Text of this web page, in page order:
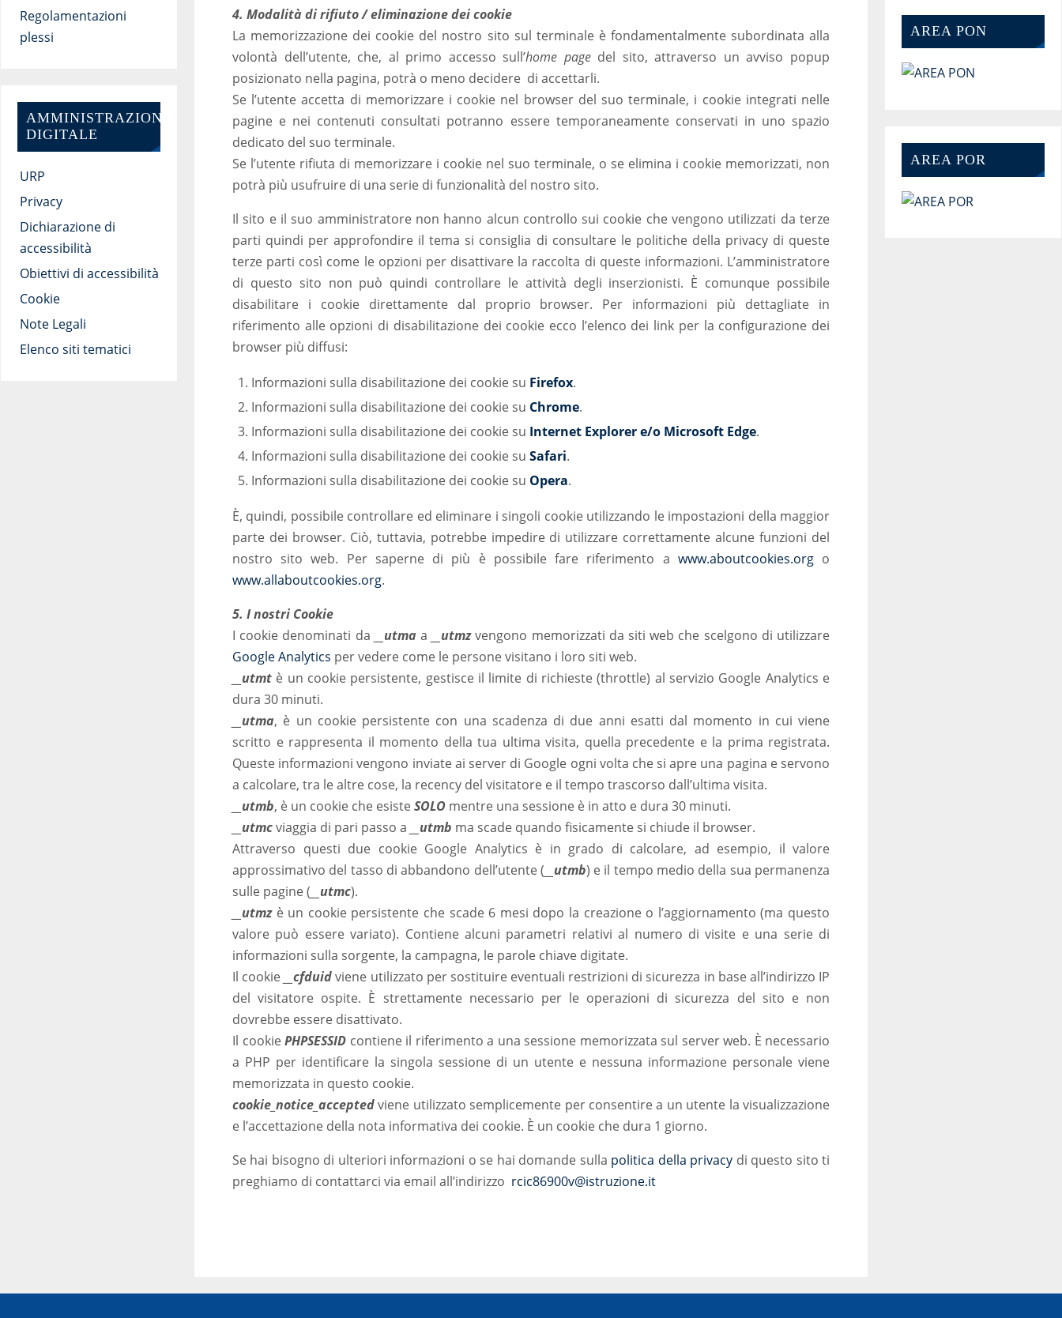
4. Modalità di rifiuto / eliminazione dei cookie
La memorizzazione dei cookie del nostro sito sul terminale è fondamentalmente subordinata alla
volontà dell’utente, che, al primo accesso sull’home pagedel sito, attraverso un avviso popup
posizionato nella pagina, potrà o meno decidere di accettarli.
Se l’utente accetta di memorizzare i cookie nel browser del suo terminale, i cookie integrati nelle
pagine e nei contenuti consultati potranno essere temporaneamente conservati in uno spazio
dedicato del suo terminale.
Se l’utente rifiuta di memorizzare i cookie nel suo terminale, o se elimina i cookie memorizzati, non
potrà più usufruire di una serie di funzionalità del nostro sito.
Il sito e il suo amministratore non hanno alcun controllo sui cookie che vengono utilizzati da terze
parti quindi per approfondire il tema si consiglia di consultare le politiche della privacy di queste
terze parti così come le opzioni per disattivare la raccolta di queste informazioni. L’amministratore
di questo sito non può quindi controllare le attività degli inserzionisti. È comunque possibile
disabilitare i cookie direttamente dal proprio browser. Per informazioni più dettagliate in
riferimento alle opzioni di disabilitazione dei cookie ecco l’elenco dei link per la configurazione dei
browser più diffusi:
Informazioni sulla disabilitazione dei cookie su Firefox.
Informazioni sulla disabilitazione dei cookie su Chrome.
Informazioni sulla disabilitazione dei cookie su Internet Explorer e/o Microsoft Edge.
Informazioni sulla disabilitazione dei cookie su Safari.
Informazioni sulla disabilitazione dei cookie su Opera.
È, quindi, possibile controllare ed eliminare i singoli cookie utilizzando le impostazioni della maggior
parte dei browser. Ciò, tuttavia, potrebbe impedire di utilizzare correttamente alcune funzioni del
nostro sito web. Per saperne di più è possibile fare riferimento a www.aboutcookies.orgo
www.allaboutcookies.org.
5. I nostri Cookie
I cookie denominati da
__utma a __utmzvengono memorizzati da siti web che scelgono di utilizzare
Google Analytics per vedere come le persone visitano i loro siti web.
__utmt è un cookie persistente, gestisce il limite di richieste (throttle) al servizio Google Analytics e
dura 30 minuti.
__utma, è un cookie persistente con una scadenza di due anni esatti dal momento in cui viene
scritto e rappresenta il momento della tua ultima visita, quella precedente e la prima registrata.
Queste informazioni vengono inviate ai server di Google ogni volta che si apre una pagina e servono
a calcolare, tra le altre cose, la recency del visitatore e il tempo trascorso dall’ultima visita.
__utmb, è un cookie che esisteSOLO mentre una sessione è in atto e dura 30 minuti.
__utmcviaggia di pari passo a __utmb ma scade quando fisicamente si chiude il browser.
Attraverso questi due cookie Google Analytics è in grado di calcolare, ad esempio, il valore
approssimativo del tasso di abbandono dell’utente ( __utmb) e il tempo medio della sua permanenza
sulle pagine ( __utmc).
__utmzè un cookie persistente che scade 6 mesi dopo la creazione o l’aggiornamento (ma questo
valore può essere variato). Contiene alcuni parametri relativi al numero di visite e una serie di
informazioni sulla sorgente, la campagna, le parole chiave digitate.
Il cookie
__cfduidviene utilizzato per sostituire eventuali restrizioni di sicurezza in base all’indirizzo IP
del visitatore ospite. È strettamente necessario per le operazioni di sicurezza del sito e non
dovrebbe essere disattivato.
Il cookiePHPSESSID contiene il riferimento a una sessione memorizzata sul server web. È necessario
a PHP per identificare la singola sessione di un utente e nessuna informazione personale viene
memorizzata in questo cookie.
cookie_notice_acceptedviene utilizzato semplicemente per consentire a un utente la visualizzazione
e l’accettazione della nota informativa dei cookie. È un cookie che dura 1 giorno.
Se hai bisogno di ulteriori informazioni o se hai domande sulla politica della privacy di questo sito ti
preghiamo di contattarci via email all’indirizzo rcic86900v@istruzione.it
Regolamentazioni
plessi
AMMINISTRAZIONE
DIGITALE
URP
Privacy
Dichiarazione di
accessibilità
Obiettivi di accessibilità
Cookie
Note Legali
Elenco siti tematici
AREA PON
AREA POR